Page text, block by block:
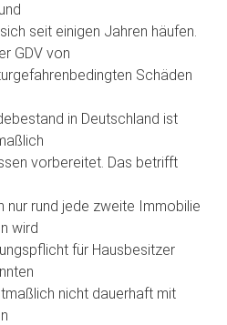
seit einigen Jahren häufen.
GDV von
Schäden
in Deutschland ist
vorbereitet. Das betrifft
nur rund jede zweite Immobilie
wird
für Hausbesitzer
nicht dauerhaft mit